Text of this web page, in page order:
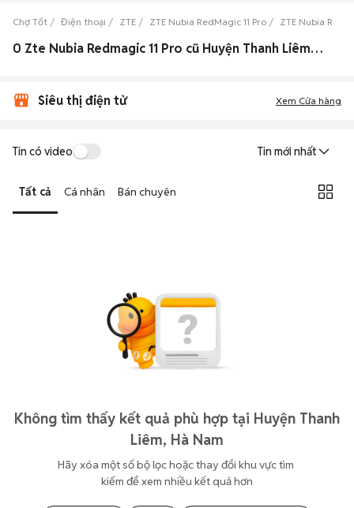
Chợ Tốt Điện thoại ZTE ZTE Nubia RedMagic 11 Pro ZTE Nubia
0 Zte Nubia Redmagic 11 Pro cũ Huyện Thanh Liêm, Hà Nam đẹp
Siêu thị điện tử Xem Cửa hàng
Tin có video Tin mới nhất
Tất cả Cá nhân Bán chuyên
Không tìm thấy kết quả phù hợp tại Huyện Thanh
Liêm, Hà Nam
Hãy xóa một số bộ lọc hoặc thay đổi khu vực tìm
kiếm để xem nhiều kết quả hơn